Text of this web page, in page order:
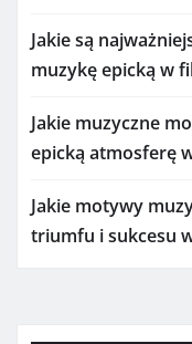
Jakie są
muzykę epicką w
Jakie muzyczne
epicką atmosferę
Jakie motywy
triumfu i sukcesu